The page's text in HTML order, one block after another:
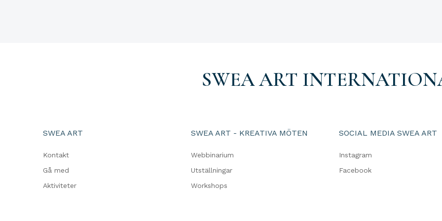
SWEA ART
SWEA ART
Kontakt
Gå med
Aktiviteter
SWEA ART - KREATIVA MÖTEN
Webbinarium
Utställningar
Workshops
SOCIAL MEDIA SWEA ART
Instagram
Facebook